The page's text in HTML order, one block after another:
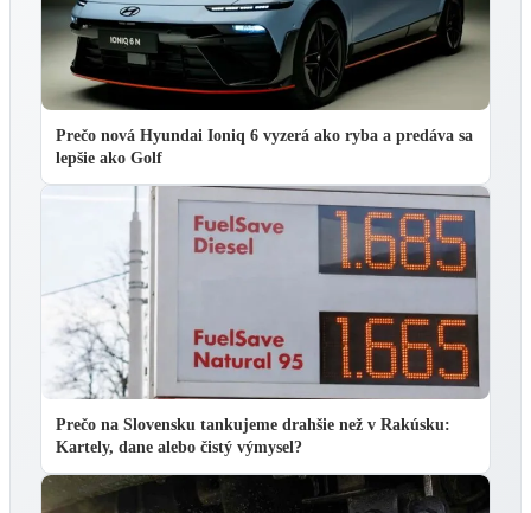
Prečo nová Hyundai Ioniq 6 vyzerá ako ryba a predáva sa
lepšie ako Golf
Prečo na Slovensku tankujeme drahšie než v Rakúsku:
Kartely, dane alebo čistý výmysel?